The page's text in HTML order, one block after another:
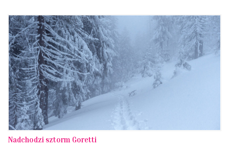
Nadchodzi sztorm Goretti